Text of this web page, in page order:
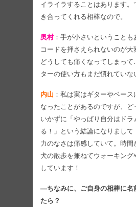
イライラすることはあります。
き合ってくれる相棒なので。
奥村：手が小さいということも
コードを押さえられないのが大
どうしても痛くなってしまっ
ターの使い方もまだ慣れていな
内山 ：私は実はギターやベー
なったことがあるのですが、ど
いかずに「やっぱり自分はドラ
る！」という結論になりまして
力のなさは痛感していて。時間
犬の散歩を兼ねてウォーキング
しています！
―ちなみに、ご自身の相棒に名
たら？